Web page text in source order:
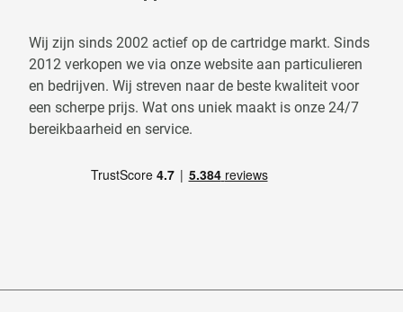
Wij zijn sinds 2002 actief op de cartridge markt. Sinds
2012 verkopen we via onze website aan particulieren
en bedrijven. Wij streven naar de beste kwaliteit voor
een scherpe prijs. Wat ons uniek maakt is onze 24/7
bereikbaarheid en service.